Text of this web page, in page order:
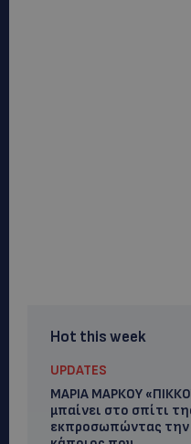
Hot this week
UPDATES
ΜΑΡΙΑ ΜΑΡΚΟΥ
μπαίνει στο σπίτι
εκπροσωπώντας την